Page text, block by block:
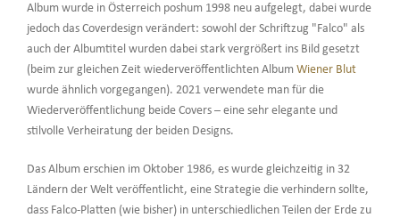
Album wurde in Österreich poshum 1998 neu aufgelegt, dabei wurde
jedoch das Coverdesign verändert: sowohl der Schriftzug "Falco" als
auch der Albumtitel wurden dabei stark vergrößert ins Bild gesetzt
(beim zur gleichen Zeit wiederveröffentlichten Album Wiener Blut
wurde ähnlich vorgegangen). 2021 verwendete man für die
Wiederveröffentlichung beide Covers – eine sehr elegante und
stilvolle Verheiratung der beiden Designs.
Das Album erschien im Oktober 1986, es wurde gleichzeitig in 32
Ländern der Welt veröffentlicht, eine Strategie die verhindern sollte,
dass Falco-Platten (wie bisher) in unterschiedlichen Teilen der Erde zu